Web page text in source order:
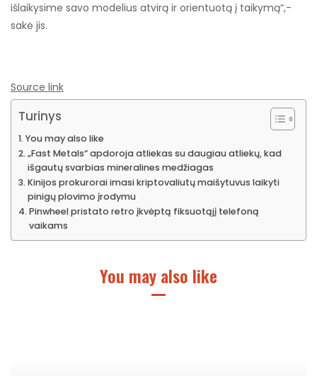
išlaikysime savo modelius atvirą ir orientuotą į taikymą“,-
sakė jis.
Source link
Turinys
You may also like
„Fast Metals“ apdoroja atliekas su daugiau atliekų, kad
išgautų svarbias mineralines medžiagas
Kinijos prokurorai imasi kriptovaliutų maišytuvus laikyti
pinigų plovimo įrodymu
Pinwheel pristato retro įkvėptą fiksuotąjį telefoną
vaikams
You may also like